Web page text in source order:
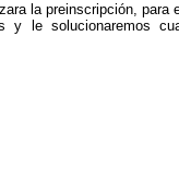
la preinscripción, para
y le solucionaremos